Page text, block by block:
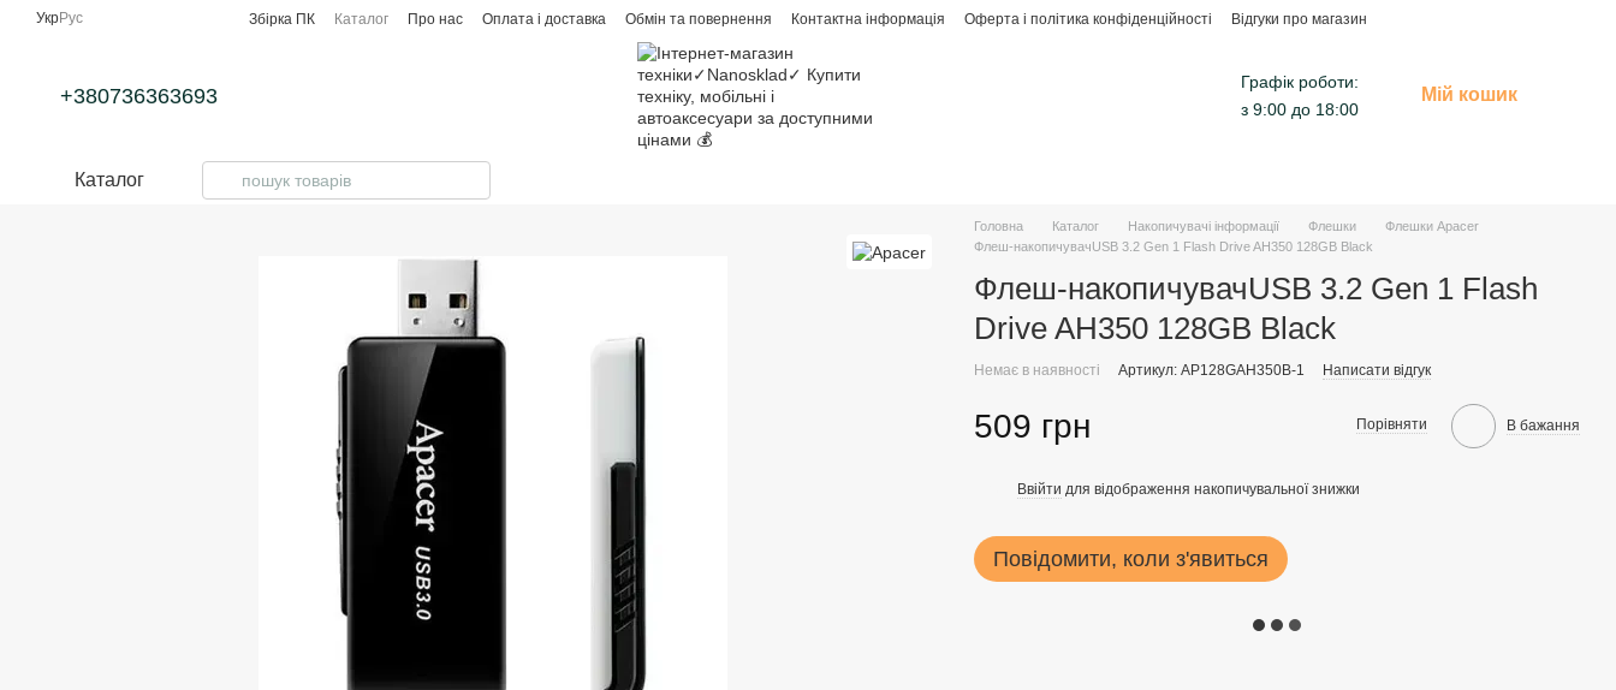
Перейти до основного контенту
УкрРус Збірка ПК Каталог Про нас Оплата і доставка Обмін та повернення Контактна інформація Оферта і політика конфіденційності Відгуки про магазин
+380736363693
Графік роботи:
з 9:00 до 18:00
Мій кошик
Каталог
Головна Каталог Накопичувачі інформації Флешки
Флешки Apacer
Флеш-накопичувачUSB 3.2 Gen 1 Flash Drive AH350 128GB Black
Флеш-накопичувачUSB 3.2 Gen 1 Flash
Drive AH350 128GB Black
Немає в наявності Артикул: AP128GAH350B-1 Написати відгук
509 грн Порівняти В бажання
Ввійти для відображення накопичувальної знижки
Повідомити, коли з'явиться